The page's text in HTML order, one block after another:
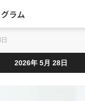
ラム
2026年 5月 28日